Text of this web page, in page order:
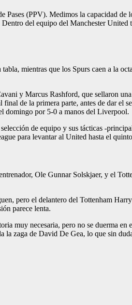
(PPV). Medimos la capacidad de
del equipo del Manchester
mientras que los Spurs caen a la
y Marcus Rashford, que sellaron
de la primera parte, antes de dar el
domingo por 5-0 a manos del Liverpool.
de equipo y sus tácticas -
para levantar al United hasta el
Ole Gunnar Solskjaer, y el
pero el delantero del Tottenham
parece lenta.
muy necesaria, pero no se duerma en
la zaga de David De Gea, lo que sin